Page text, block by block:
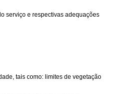
serviço e respectivas adequações
tais como: limites de vegetação